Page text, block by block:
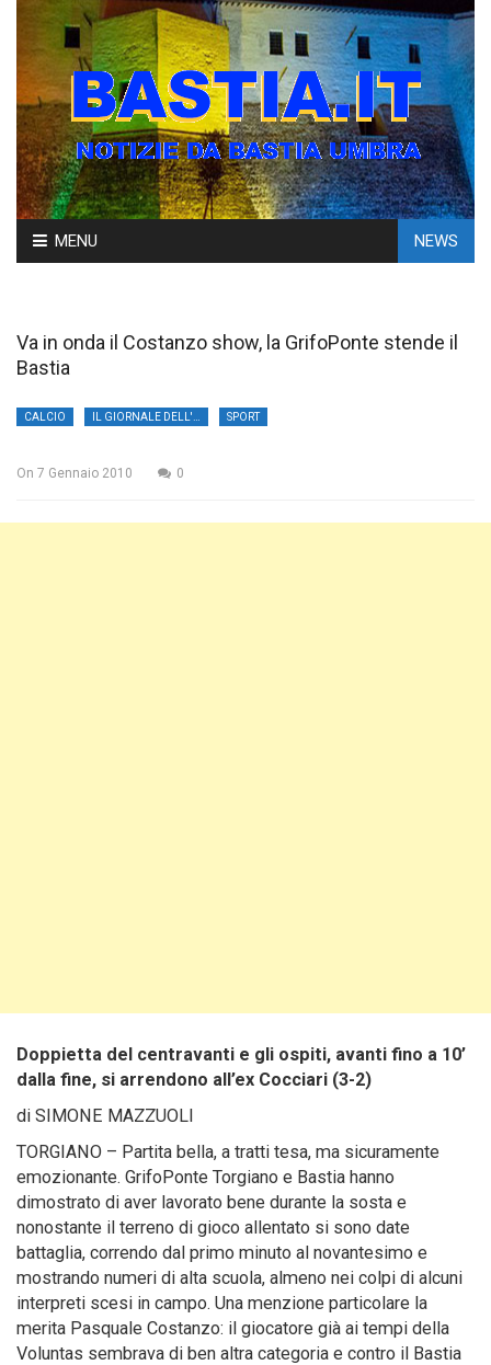
Skip
to
MENU NEWS
Va in onda il Costanzo show, la GrifoPonte stende il
Bastia
CALCIO SPORT
On 7 Gennaio 2010 0
Doppietta del centravanti e gli ospiti, avanti fino a 10’
dalla fine, si arrendono all’ex Cocciari (3-2)
di SIMONE MAZZUOLI
TORGIANO – Partita bella, a tratti tesa, ma sicuramente
emozionante. GrifoPonte Torgiano e Bastia hanno
dimostrato di aver lavorato bene durante la sosta e
nonostante il terreno di gioco allentato si sono date
battaglia, correndo dal primo minuto al novantesimo e
mostrando numeri di alta scuola, almeno nei colpi di alcuni
interpreti scesi in campo. Una menzione particolare la
merita Pasquale Costanzo: il giocatore già ai tempi della
Voluntas sembrava di ben altra categoria e contro il Bastia